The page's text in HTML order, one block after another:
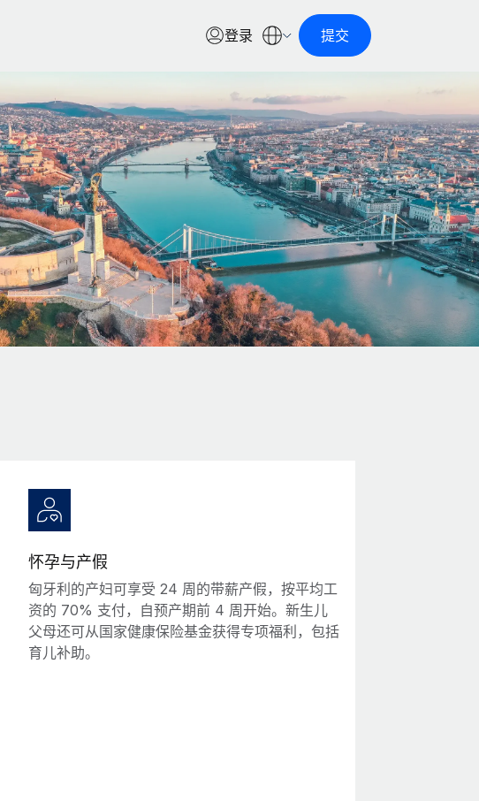
登录 提交
怀孕与产假
匈牙利的产妇可享受 24 周的带薪产假，按平均工
资的 70% 支付，自预产期前 4 周开始。新生儿
父母还可从国家健康保险基金获得专项福利，包括
育儿补助。